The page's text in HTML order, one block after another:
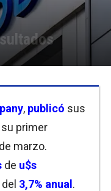
, publicó sus
su primer
de marzo.
de u$s
del 3,7% anual .